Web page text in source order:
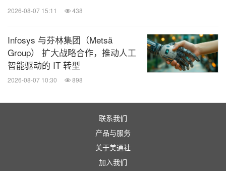
2026-08-07 15:11 438
Infosys 与芬林集团（Metsä
Group） 扩大战略合作，推动人工
智能驱动的 IT 转型
2026-08-07 10:30 898
联系我们
产品与服务
关于美通社
加入我们